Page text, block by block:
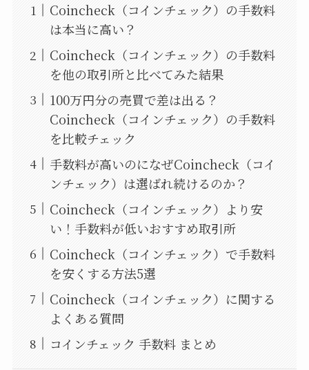
Coincheck（コインチェック）の手数料
は本当に高い？
Coincheck（コインチェック）の手数料
を他の取引所と比べてみた結果
100万円分の売買で差は出る？
Coincheck（コインチェック）の手数料
を比較チェック
手数料が高いのになぜCoincheck（コイ
ンチェック）は選ばれ続けるのか？
Coincheck（コインチェック）より安
い！手数料が低いおすすめ取引所
Coincheck（コインチェック）で手数料
を安くする方法5選
Coincheck（コインチェック）に関する
よくある質問
コインチェック 手数料 まとめ